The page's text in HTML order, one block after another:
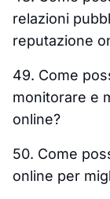
relazioni
reputazione
49. Come
monitorare e
online?
50. Come
online per